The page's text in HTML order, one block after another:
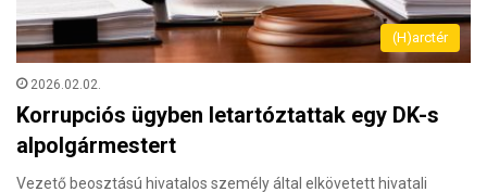
(H)arctér
2026.02.02.
Korrupciós ügyben letartóztattak egy DK-s
alpolgármestert
Vezető beosztású hivatalos személy által elkövetett hivatali